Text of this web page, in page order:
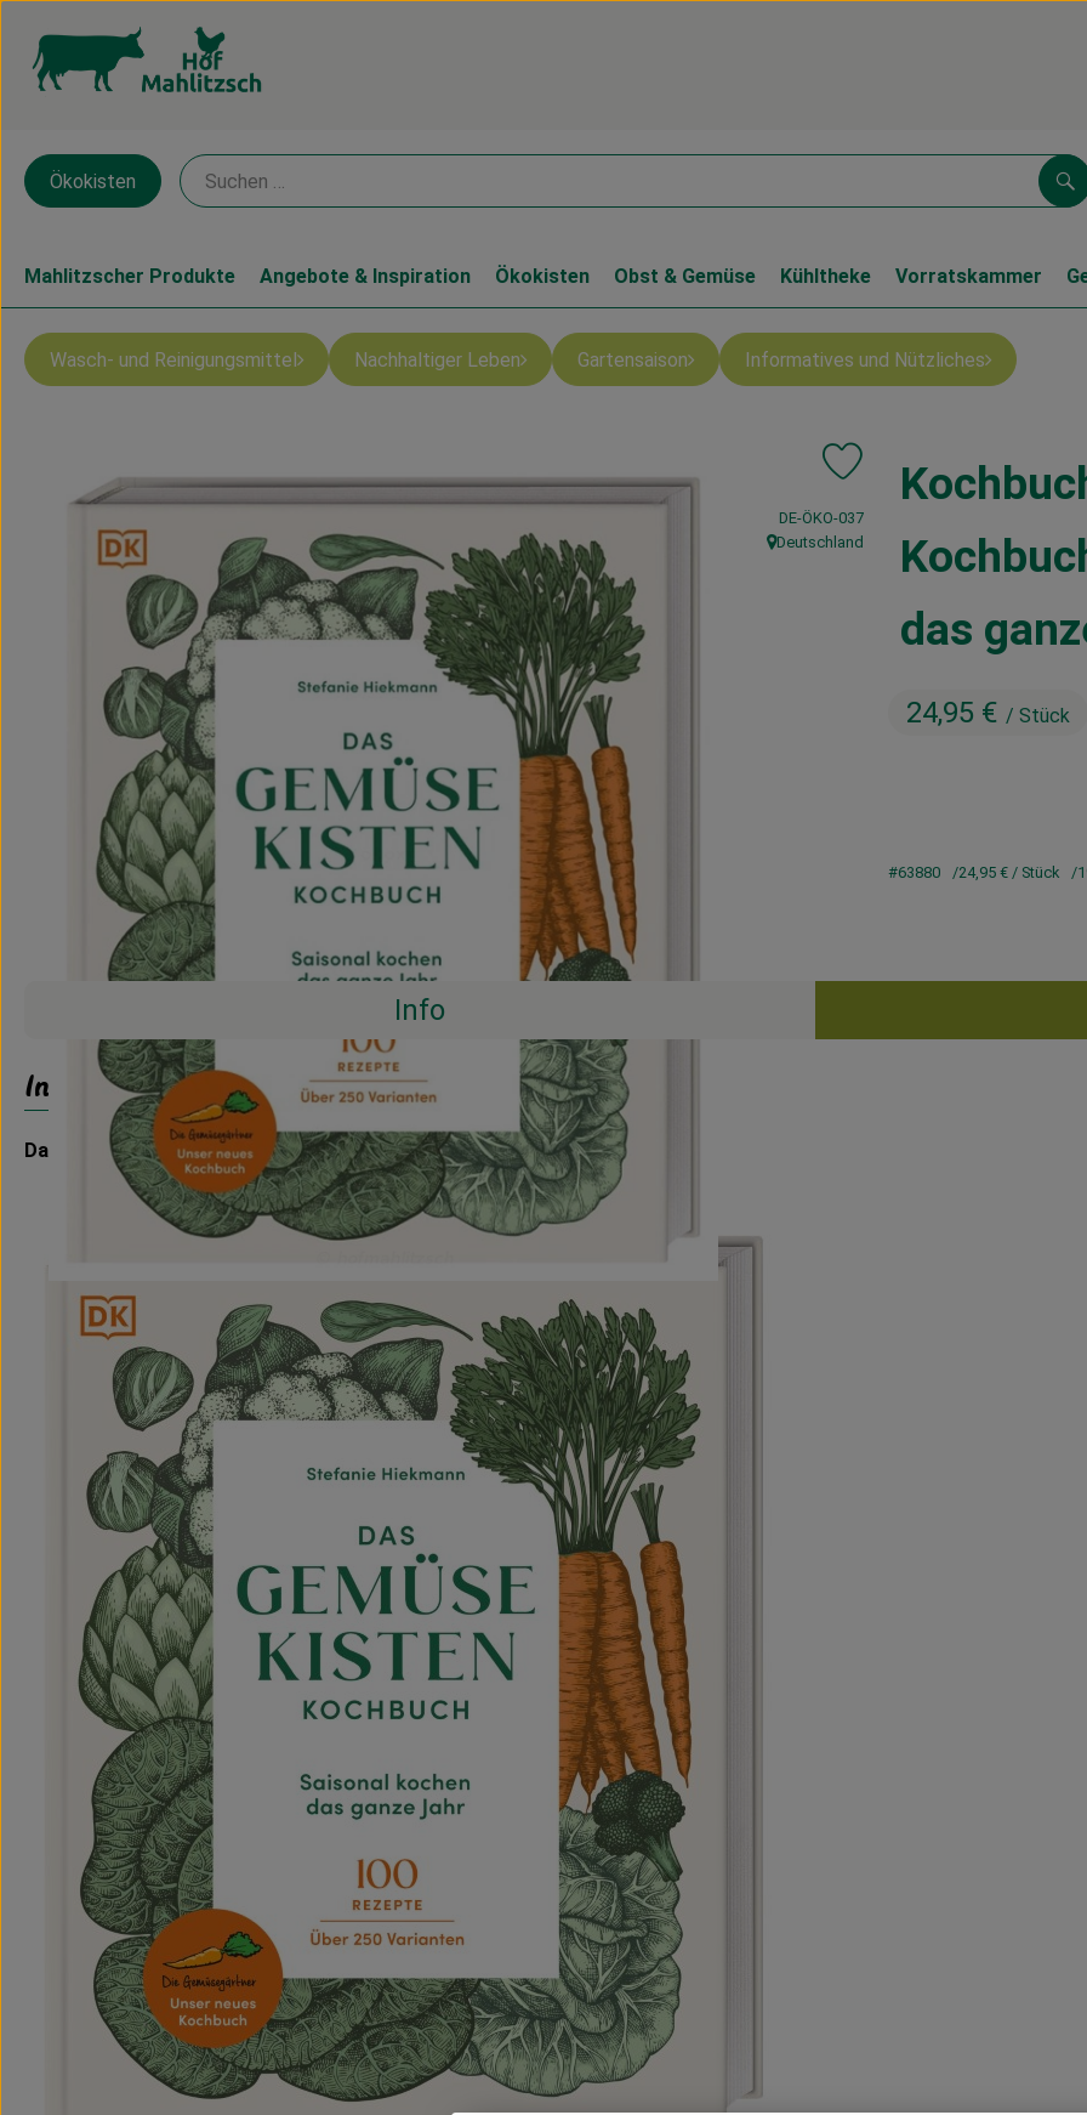
Ökokisten
Mahlitzscher Produkte Angebote & Inspiration Ökokisten Obst & Gemüse Kühltheke Vorratskammer
Wasch- und Reinigungsmittel Nachhaltiger Leben Gartensaison Informatives und Nützliches
das
24,95 € / Stück
Produkt zu Favouriten hinzufügen
, Kontrollstelle:
DE-ÖKO-037
, Herkunft:
Deutschland
#63880 24,95 € / Stück
Info
Info
Das Gemüsekisten Kochbuch - Saisonal kochen das ganze Jahr -